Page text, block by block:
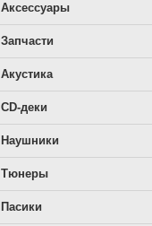
Аксессуары
Запчасти
Акустика
CD-деки
Наушники
Тюнеры
Пасики